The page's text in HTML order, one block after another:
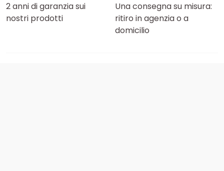
2 anni di garanzia sui
nostri prodotti
Una consegna su misura:
ritiro in agenzia o a
domicilio